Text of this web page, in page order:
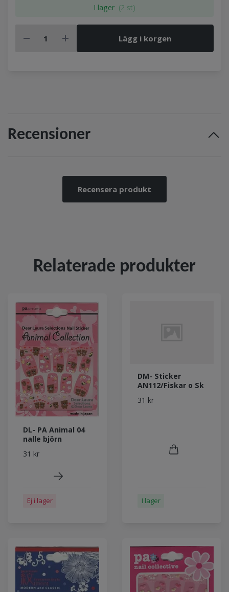
I lager (2 st)
Lägg i korgen
Recensioner
Recensera produkt
Relaterade produkter
DL- PA Animal 04
nalle björn
31 kr
Ej i lager
DM- Sticker
AN112/Fiskar o Sk
31 kr
I lager